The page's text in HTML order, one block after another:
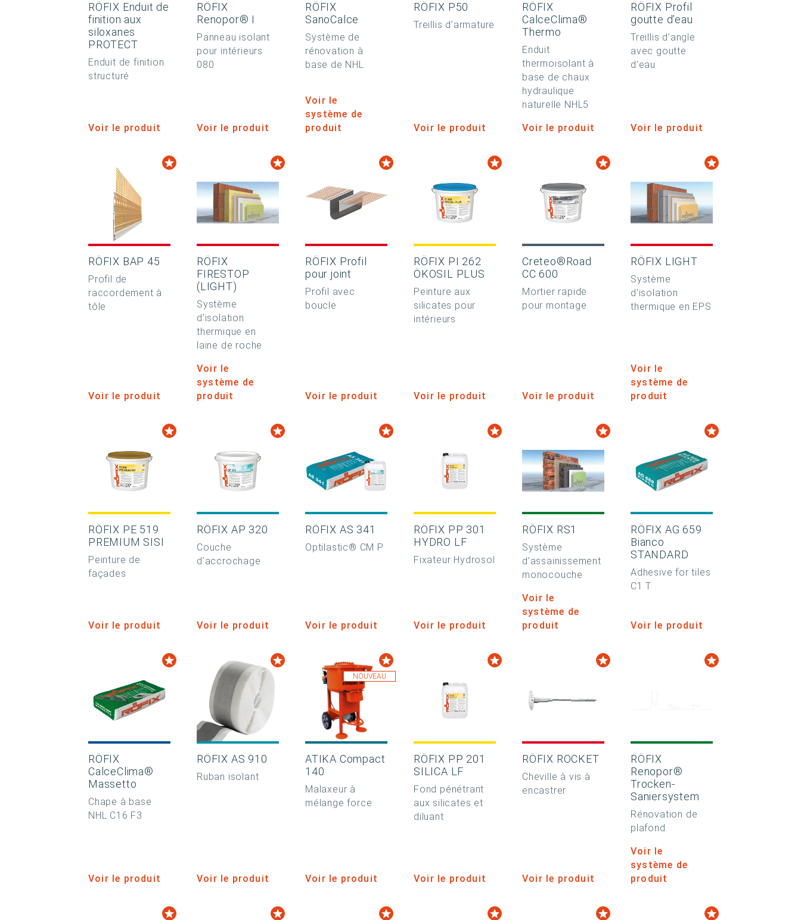
RÖFIX Enduit de
finition aux
siloxanes
PROTECT
Enduit de finition
structuré
Voir le produit
RÖFIX
Renopor® I
Panneau isolant
pour intérieurs
080
Voir le produit
RÖFIX
SanoCalce
Système de
rénovation à
base de NHL
Voir le
système de
produit
RÖFIX P50
Treillis d’armature
Voir le produit
RÖFIX
CalceClima®
Thermo
Enduit
thermoisolant à
base de chaux
hydraulique
naturelle NHL5
Voir le produit
RÖFIX Profil
goutte d’eau
Treillis d’angle
avec goutte
d’eau
Voir le produit
RÖFIX BAP 45
Profil de
raccordement à
tôle
Voir le produit
RÖFIX
FIRESTOP
(LIGHT)
Système
d’isolation
thermique en
laine de roche
Voir le
système de
produit
RÖFIX Profil
pour joint
Profil avec
boucle
Voir le produit
RÖFIX PI 262
ÖKOSIL PLUS
Peinture aux
silicates pour
intérieurs
Voir le produit
Creteo®Road
CC 600
Mortier rapide
pour montage
Voir le produit
RÖFIX LIGHT
Système
d’isolation
thermique en EPS
Voir le
système de
produit
RÖFIX PE 519
PREMIUM SISI
Peinture de
façades
Voir le produit
RÖFIX AP 320
Couche
d’accrochage
Voir le produit
RÖFIX AS 341
Optilastic® CM P
Voir le produit
RÖFIX PP 301
HYDRO LF
Fixateur Hydrosol
Voir le produit
RÖFIX RS1
Système
d’assainissement
monocouche
Voir le
système de
produit
RÖFIX AG 659
Bianco
STANDARD
Adhesive for tiles
C1 T
Voir le produit
RÖFIX
CalceClima®
Massetto
Chape à base
NHL C16 F3
Voir le produit
RÖFIX AS 910
Ruban isolant
Voir le produit
NOUVEAU
ATIKA Compact
140
Malaxeur à
mélange force
Voir le produit
RÖFIX PP 201
SILICA LF
Fond pénétrant
aux silicates et
diluant
Voir le produit
RÖFIX ROCKET
Cheville à vis à
encastrer
Voir le produit
RÖFIX
Renopor®
Trocken-
Saniersystem
Rénovation de
plafond
Voir le
système de
produit